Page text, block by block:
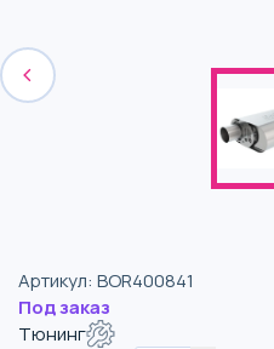
Артикул: BOR400841
Под заказ
Тюнинг